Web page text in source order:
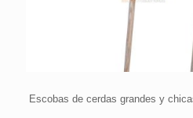
Escobas de cerdas grandes y